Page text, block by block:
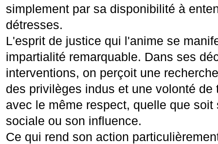
simplement par sa disponibilité à
détresses.
L'esprit de justice qui l'anime se
impartialité remarquable. Dans ses
interventions, on perçoit une
des privilèges indus et une volonté de
avec le même respect, quelle que soit
sociale ou son influence.
Ce qui rend son action